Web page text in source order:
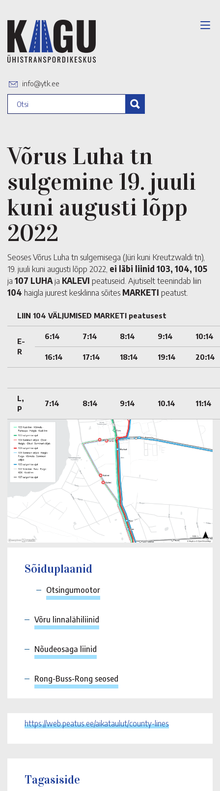
info@ytk.ee
Võrus Luha tn
sulgemine 19. juuli
kuni augusti lõpp
2022
Seoses Võrus Luha tn sulgemisega (Jüri kuni Kreutzwaldi tn),
19. juuli kuni augusti lõpp 2022, ei läbi liinid 103, 104, 105
ja 107 LUHAja KALEVI peatuseid. Ajutiselt teenindab liin
104 haigla juurest kesklinna sõites MARKETI peatust.
LIIN 104 VÄLJUMISED MARKETI peatusest
E-
R
6:14 7:14 8:14 9:14 10:14
16:14 17:14 18:14 19:14 20:14
L,
P
7:14 8:14 9:14 10.14 11:14
Sõiduplaanid
Otsingumootor
Võru linnalähiliinid
Nõudeosaga liinid
Rong-Buss-Rong seosed
https://web.peatus.ee/aikataulut/county-lines
Tagasiside